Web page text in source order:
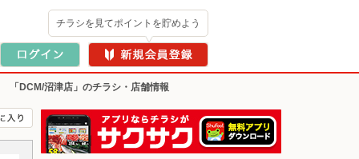
チラシを見てポイントを貯めよう
「DCM/沼津店」のチラシ・店舗情報